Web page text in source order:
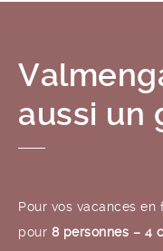
aussi un
Pour vos vacances
pour 8 personnes – 4